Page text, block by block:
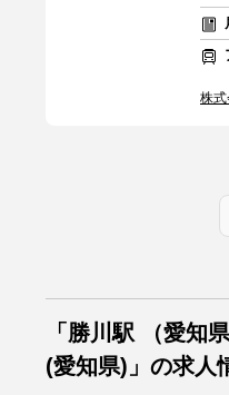
株
「勝川駅 （愛知
(愛知県)」の求人